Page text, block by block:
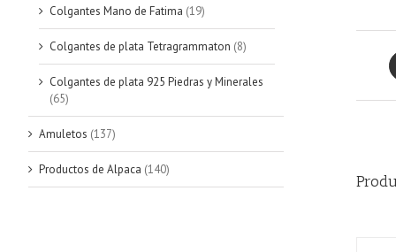
Colgantes Mano de Fatima (19)
Colgantes de plata Tetragrammaton (8)
Colgantes de plata 925 Piedras y Minerales
(65)
Amuletos (137)
Productos de Alpaca (140)